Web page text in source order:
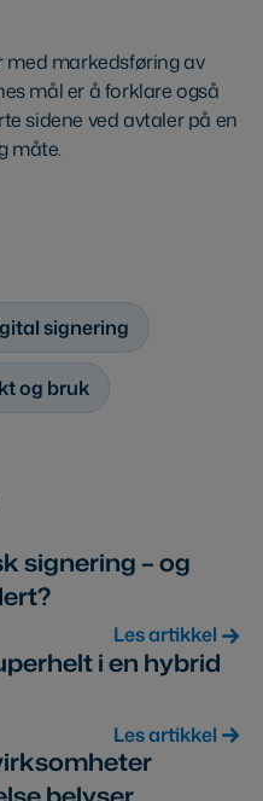
med markedsføring av
mål er å forklare også
sidene ved avtaler på en
måte.
signering
og bruk
signering – og
Les artikkel
i en hybrid
Les artikkel